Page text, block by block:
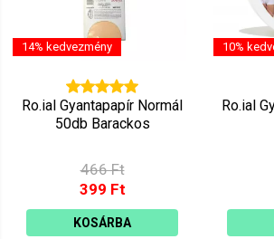
14% kedvezmény
Ro.ial Gyantapapír Normál
50db Barackos
466 Ft
399 Ft
KOSÁRBA
10%
Ro.ial